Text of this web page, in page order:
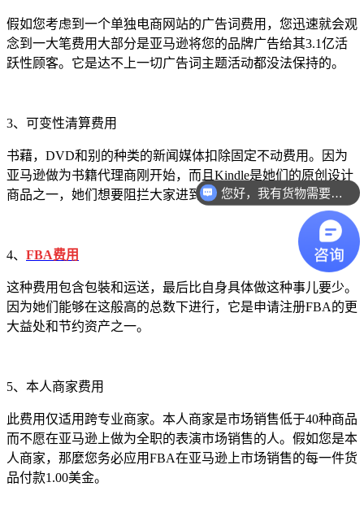
假如您考虑到一个单独电商网站的广告词费用，您迅速就会观
念到一大笔费用大部分是亚马逊将您的品牌广告给其3.1亿活
跃性顾客。它是达不上一切广告词主题活动都没法保持的。
3、可变性清算费用
书藉，DVD和别的种类的新闻媒体扣除固定不动费用。因为
亚马逊做为书籍代理商刚开始，而且Kindle是她们的原创设计
商品之一，她们想要阻拦大家进到该行业。
4、 FBA费用
这种费用包含包裝和运送，最后比自身具体做这种事儿要少。
因为她们能够在这般高的总数下进行，它是申请注册FBA的更
大益处和节约资产之一。
5、本人商家费用
此费用仅适用跨专业商家。本人商家是市场销售低于40种商品
而不愿在亚马逊上做为全职的表演市场销售的人。假如您是本
人商家，那麼您务必应用FBA在亚马逊上市场销售的每一件货
品付款1.00美金。
您好，我有货物需要你们的产品。